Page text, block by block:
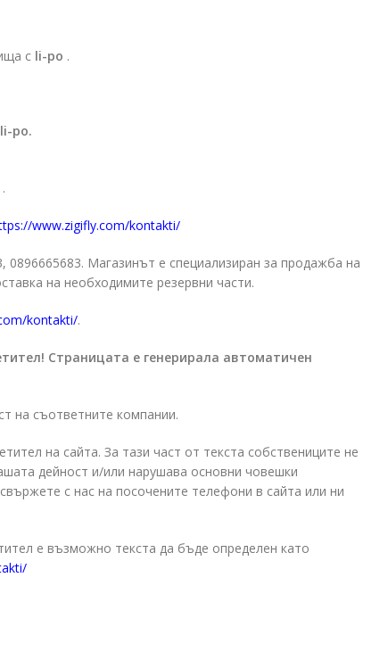
с li-po .
li-po.
.
www.zigifly.com/kontakti/
Магазинът е специализиран за продажба на
на необходимите резервни части.
kontakti/.
Страницата е генерирала автоматичен
на съответните компании.
на сайта. За тази част от текста собствениците не
дейност и/или нарушава основни човешки
с нас на посочените телефони в сайта или ни
е възможно текста да бъде определен като